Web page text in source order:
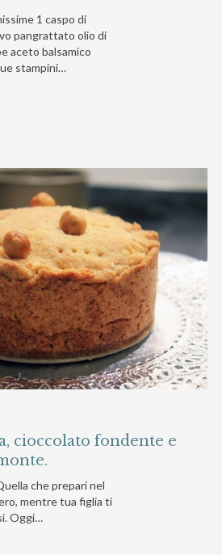
1 caspo di
pangrattato olio di
aceto balsamico
stampini…
cioccolato fondente e
che prepari nel
mentre tua figlia ti
Oggi…